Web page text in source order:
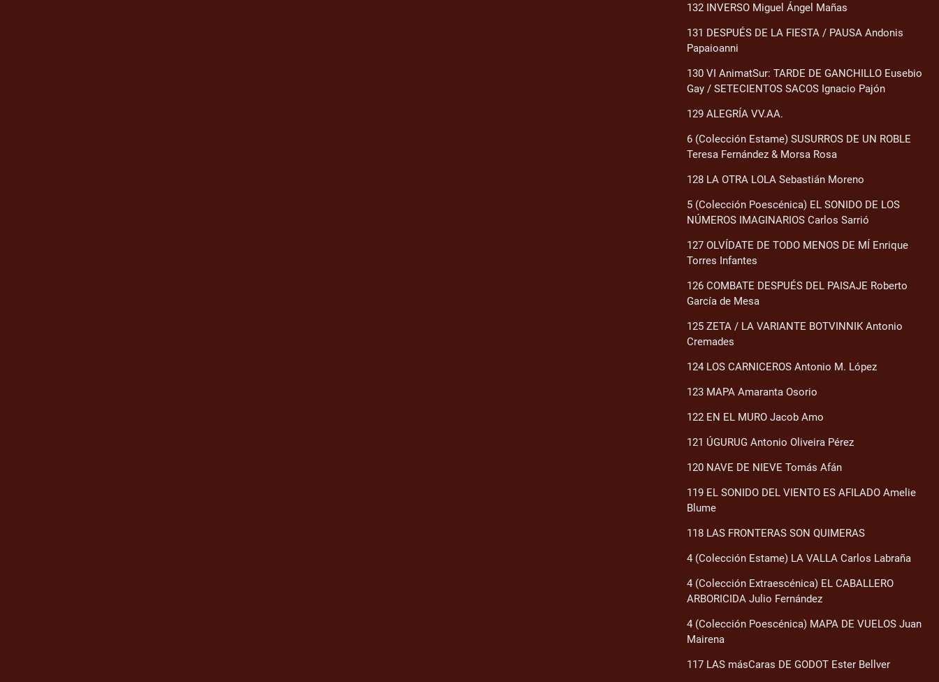
132 INVERSO Miguel Ángel Mañas
131 DESPUÉS DE LA FIESTA / PAUSA Andonis
Papaioanni
130 VI AnimatSur: TARDE DE GANCHILLO Eusebio
Gay / SETECIENTOS SACOS Ignacio Pajón
129 ALEGRÍA VV.AA.
6 (Colección Estame) SUSURROS DE UN ROBLE
Teresa Fernández & Morsa Rosa
128 LA OTRA LOLA Sebastián Moreno
5 (Colección Poescénica) EL SONIDO DE LOS
NÚMEROS IMAGINARIOS Carlos Sarrió
127 OLVÍDATE DE TODO MENOS DE MÍ Enrique
Torres Infantes
126 COMBATE DESPUÉS DEL PAISAJE Roberto
García de Mesa
125 ZETA / LA VARIANTE BOTVINNIK Antonio
Cremades
124 LOS CARNICEROS Antonio M. López
123 MAPA Amaranta Osorio
122 EN EL MURO Jacob Amo
121 ÚGURUG Antonio Oliveira Pérez
120 NAVE DE NIEVE Tomás Afán
119 EL SONIDO DEL VIENTO ES AFILADO Amelie
Blume
118 LAS FRONTERAS SON QUIMERAS
4 (Colección Estame) LA VALLA Carlos Labraña
4 (Colección Extraescénica) EL CABALLERO
ARBORICIDA Julio Fernández
4 (Colección Poescénica) MAPA DE VUELOS Juan
Mairena
117 LAS másCaras DE GODOT Ester Bellver